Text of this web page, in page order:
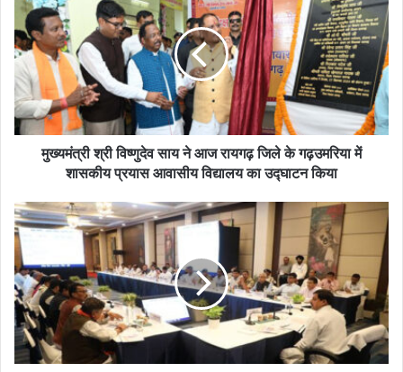
मुख्यमंत्री श्री विष्णुदेव साय ने आज रायगढ़ जिले के गढ़उमरिया में
शासकीय प्रयास आवासीय विद्यालय का उद्घाटन किया